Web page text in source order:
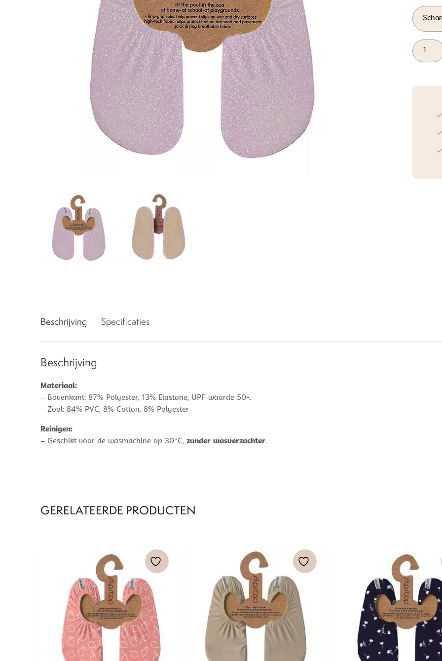
Slipstop
Beschrijving Specificaties
Beschrijving
Materiaal:
– Bovenkant: 87% Polyester, 13% Elastane, UPF-waarde 50+.
– Zool: 84% PVC, 8% Cotton, 8% Polyester
Reinigen:
– Geschikt voor de wasmachine op 30°C, zonder wasverzachter.
GERELATEERDE PRODUCTEN